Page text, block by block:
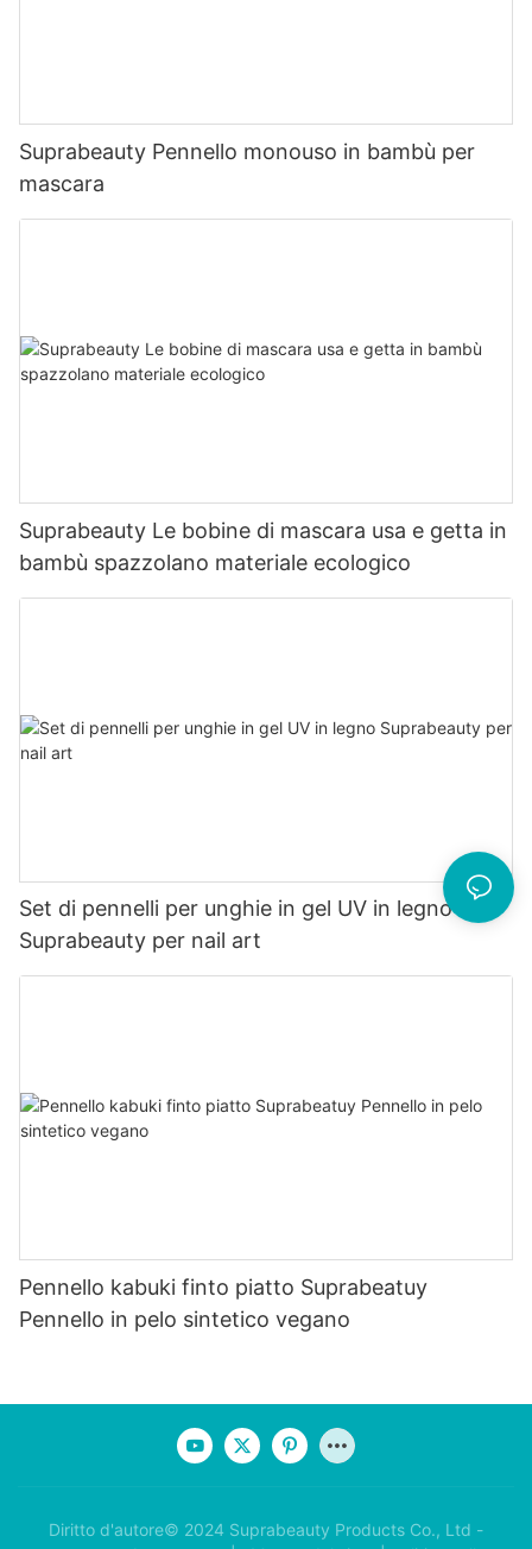
Suprabeauty Pennello monouso in bambù per
mascara
Suprabeauty Le bobine di mascara usa e getta in
bambù spazzolano materiale ecologico
Set di pennelli per unghie in gel UV in legno
Suprabeauty per nail art
Pennello kabuki finto piatto Suprabeatuy
Pennello in pelo sintetico vegano
Diritto d'autore© 2024 Suprabeauty Products Co., Ltd -